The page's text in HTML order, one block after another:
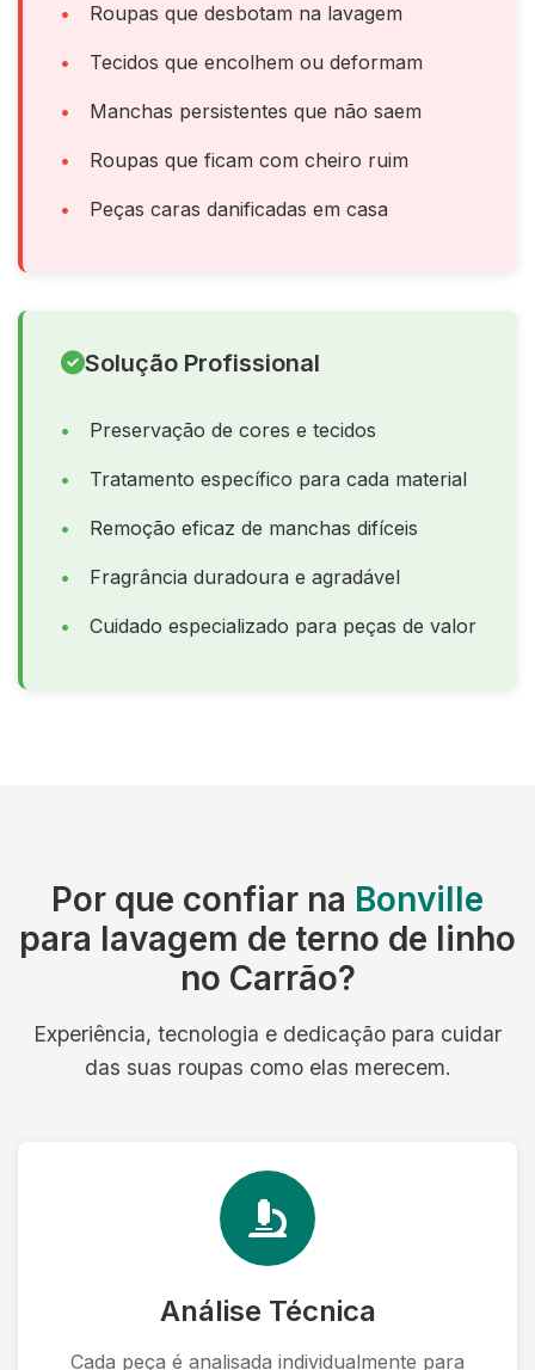
Roupas que desbotam na lavagem
Tecidos que encolhem ou deformam
Manchas persistentes que não saem
Roupas que ficam com cheiro ruim
Peças caras danificadas em casa
Solução Profissional
Preservação de cores e tecidos
Tratamento específico para cada material
Remoção eficaz de manchas difíceis
Fragrância duradoura e agradável
Cuidado especializado para peças de valor
Por que confiar na Bonville
para lavagem de terno de linho
no Carrão?
Experiência, tecnologia e dedicação para cuidar
das suas roupas como elas merecem.
Análise Técnica
Cada peça é analisada individualmente para